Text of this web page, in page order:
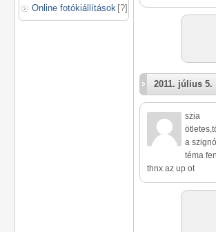
Online fotókiállítások [?]
2011. július 5.
szia
a
téma
thnx az up ot